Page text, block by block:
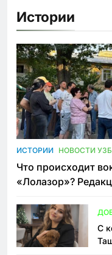
Истории
ИСТОРИИ НОВОСТИ
Что происходит
«Лолазор»?
С